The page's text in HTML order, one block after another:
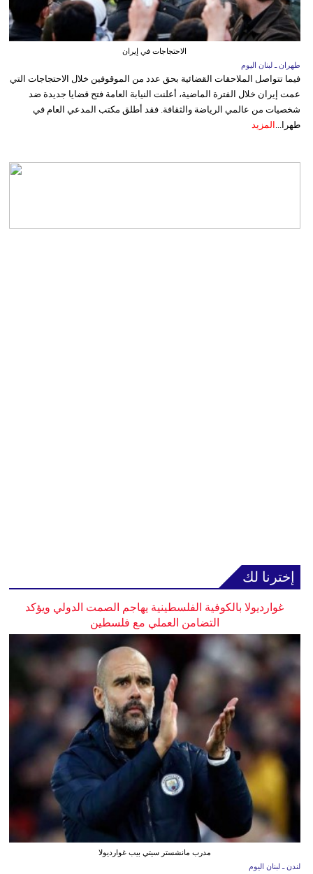
الاحتجاجات في إيران
طهران ـ لبنان اليوم
فيما تتواصل الملاحقات القضائية بحق عدد من الموقوفين خلال الاحتجاجات التي
عمت إيران خلال الفترة الماضية، أعلنت النيابة العامة فتح قضايا جديدة ضد
شخصيات من عالمي الرياضة والثقافة. فقد أطلق مكتب المدعي العام في
طهرا... المزيد
إخترنا لك
غوارديولا بالكوفية الفلسطينية يهاجم الصمت الدولي ويؤكد
التضامن العملي مع فلسطين
مدرب مانشستر سيتي بيب غوارديولا
لندن ـ لبنان اليوم